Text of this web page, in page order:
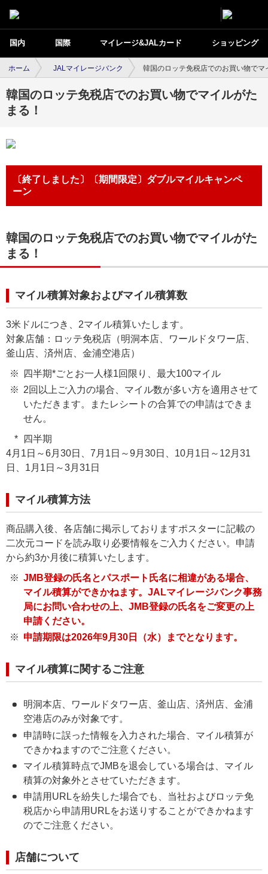
国内 国際 マイレージ&JALカード ショッピング
ホーム JALマイレージバンク 韓国のロッテ免税店でのお買い物でマ
韓国のロッテ免税店でのお買い物でマイルがた
まる！
〔終了しました〕〔期間限定〕ダブルマイルキャンペ
ーン
韓国のロッテ免税店でのお買い物でマイルがた
まる！
マイル積算対象およびマイル積算数
3米ドルにつき、2マイル積算いたします。
対象店舗：ロッテ免税店（明洞本店、ワールドタワー店、
釜山店、済州店、金浦空港店）
四半期*ごとお一人様1回限り、最大100マイル
2回以上ご入力の場合、マイル数が多い方を適用させて
いただきます。またレシートの合算での申請はできま
せん。
四半期
4月1日～6月30日、7月1日～9月30日、10月1日～12月31
日、1月1日～3月31日
マイル積算方法
商品購入後、各店舗に掲示しておりますポスターに記載の
二次元コードを読み取り必要情報をご入力ください。申請
から約3か月後に積算いたします。
JMB登録の氏名とパスポート氏名に相違がある場合、
マイル積算ができかねます。JALマイレージバンク事務
局にお問い合わせの上、JMB登録の氏名をご変更の上
申請ください。
申請期限は2026年9月30日（水）までとなります。
マイル積算に関するご注意
明洞本店、ワールドタワー店、釜山店、済州店、金浦
空港店のみが対象です。
申請時に誤った情報を入力された場合、マイル積算が
できかねますのでご注意ください。
マイル積算時点でJMBを退会している場合は、マイル
積算の対象外とさせていただきます。
申請用URLを紛失した場合でも、当社およびロッテ免
税店から申請用URLをお送りすることができかねます
のでご注意ください。
店舗について